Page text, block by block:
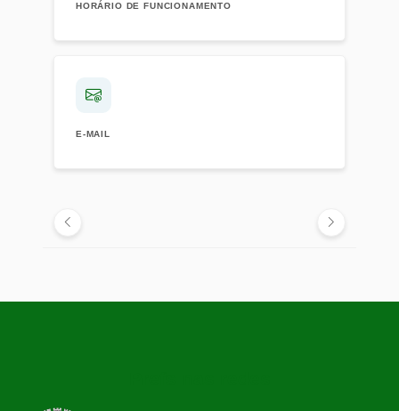
HORÁRIO DE FUNCIONAMENTO
E-MAIL